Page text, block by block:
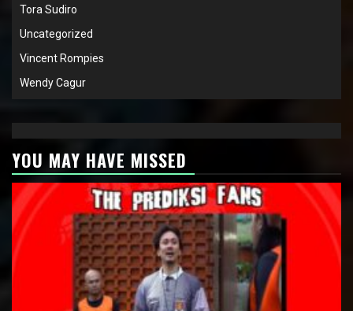
Tora Sudiro
Uncategorized
Vincent Rompies
Wendy Cagur
YOU MAY HAVE MISSED